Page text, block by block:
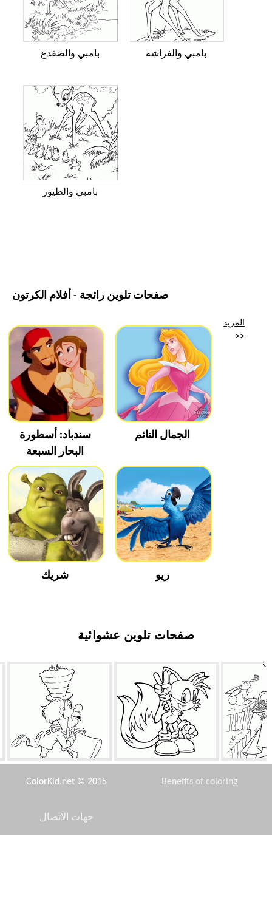
بامبي والضفدع بامبي والفراشة
بامبي والطيور
صفحات تلوين رائجة - أفلام الكرتون
سندباد: أسطورة
البحار السبعة
الجمال النائم
شريك ريو
المزيد
>>
صفحات تلوين عشوائية
هاتر الغاضب الثعلب ذكي والأرنب
ColorKid.net © 2015 Benefits of coloring
جهات الاتصال